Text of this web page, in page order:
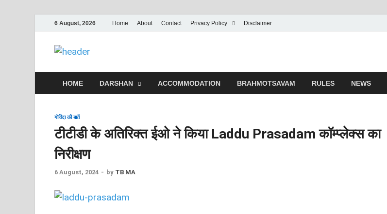
6 August, 2026 Home About Contact Privacy Policy Disclaimer
Tirupati Balaji Mandir
HOME DARSHAN ACCOMMODATION BRAHMOTSAVAM RULES NEWS
गोविंदा की बातें
टीटीडी के अतिरिक्त ईओ ने किया Laddu Prasadam कॉम्प्लेक्स का
निरीक्षण
6 August, 2024 - by TB MA